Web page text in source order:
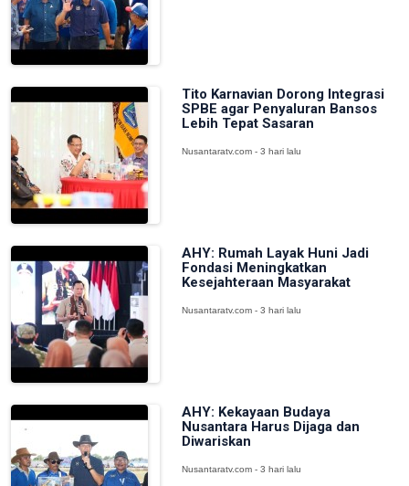
Tito Karnavian Dorong Integrasi
SPBE agar Penyaluran Bansos
Lebih Tepat Sasaran
Nusantaratv.com - 3 hari lalu
AHY: Rumah Layak Huni Jadi
Fondasi Meningkatkan
Kesejahteraan Masyarakat
Nusantaratv.com - 3 hari lalu
AHY: Kekayaan Budaya
Nusantara Harus Dijaga dan
Diwariskan
Nusantaratv.com - 3 hari lalu